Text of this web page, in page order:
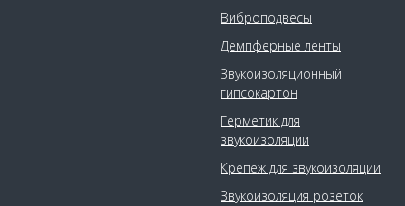
Виброподвесы
Демпферные ленты
Звукоизоляционный
гипсокартон
Герметик для
звукоизоляции
Крепеж для звукоизоляции
Звукоизоляция розеток